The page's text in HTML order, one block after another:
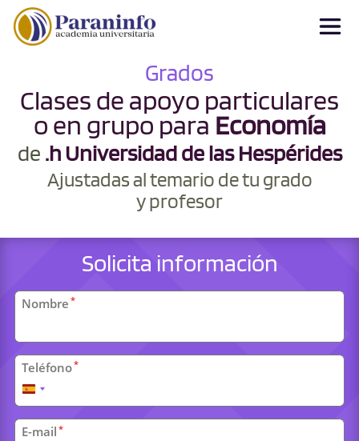
Grados
Clases de apoyo particulares
o en grupo para Economía
de .h Universidad de las Hespérides
Ajustadas al temario de tu grado
y profesor
Solicita información
Datos
personales
Nombre *
Teléfono*
España
+34
E-mail *